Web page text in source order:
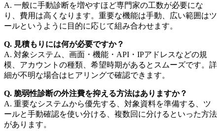
A. 一般に手動診断を増やすほど専門家の工数が必要にな
り、費用は高くなります。重要な機能は手動、広い範囲はツ
ールというように目的に応じて組み合わせます。
Q. 見積もりには何が必要ですか？
A. 対象システム、画面・機能・API・IPアドレスなどの規
模、アカウントの種類、希望時期があるとスムーズです。詳
細が不明な場合はヒアリングで確認できます。
Q. 脆弱性診断の外注費を抑える方法はありますか？
A. 重要なシステムから優先する、対象資料を準備する、ツ
ールと手動確認を使い分ける、複数回に分けるといった方法
があります。